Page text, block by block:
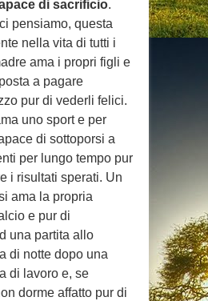
di sacrificio.
pensiamo, questa
nella vita di tutti i
ama i propri figli e
a pagare
pur di vederli felici.
uno sport e per
di sottoporsi a
per lungo tempo pur
i risultati sperati. Un
ama la propria
e pur di
una partita allo
di notte dopo una
di lavoro e, se
dorme affatto pur di